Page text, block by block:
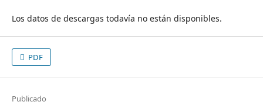
Los datos de descargas todavía no están disponibles.
PDF
Publicado